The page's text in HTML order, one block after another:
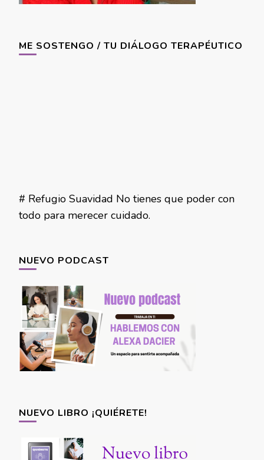
ME SOSTENGO / TU DIÁLOGO TERAPÉUTICO
# Refugio Suavidad No tienes que poder con
todo para merecer cuidado.
NUEVO PODCAST
NUEVO LIBRO ¡QUIÉRETE!